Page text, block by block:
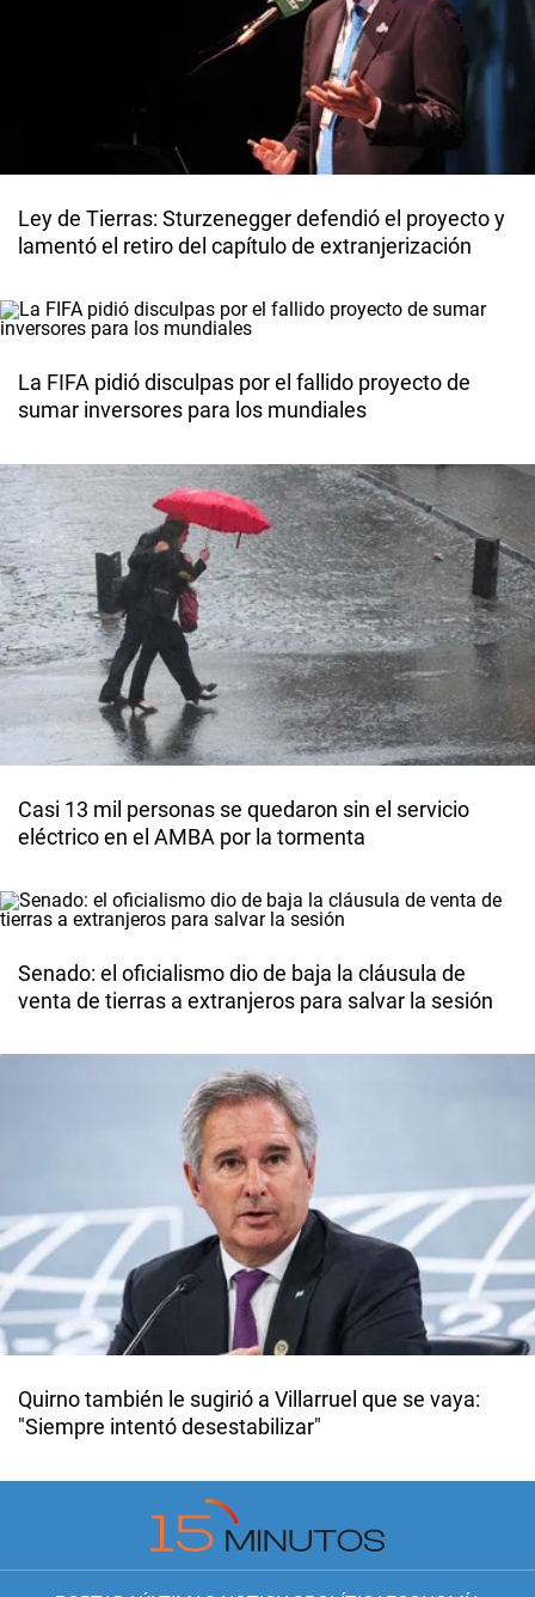
Ley de Tierras: Sturzenegger defendió el proyecto y
lamentó el retiro del capítulo de extranjerización
La FIFA pidió disculpas por el fallido proyecto de
sumar inversores para los mundiales
Casi 13 mil personas se quedaron sin el servicio
eléctrico en el AMBA por la tormenta
Senado: el oficialismo dio de baja la cláusula de
venta de tierras a extranjeros para salvar la sesión
Quirno también le sugirió a Villarruel que se vaya:
"Siempre intentó desestabilizar"